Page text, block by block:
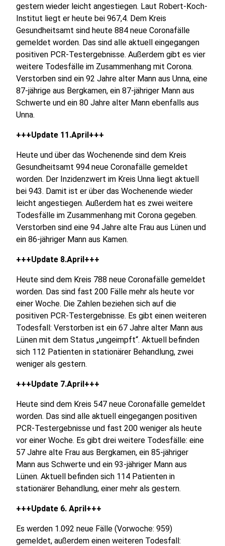
gestern wieder leicht angestiegen. Laut Robert-Koch-
Institut liegt er heute bei 967,4. Dem Kreis
Gesundheitsamt sind heute 884 neue Coronafälle
gemeldet worden. Das sind alle aktuell eingegangen
positiven PCR-Testergebnisse. Außerdem gibt es vier
weitere Todesfälle im Zusammenhang mit Corona.
Verstorben sind ein 92 Jahre alter Mann aus Unna, eine
87-jährige aus Bergkamen, ein 87-jähriger Mann aus
Schwerte und ein 80 Jahre alter Mann ebenfalls aus
Unna.
+++Update 11.April+++
Heute und über das Wochenende sind dem Kreis
Gesundheitsamt 994 neue Coronafälle gemeldet
worden. Der Inzidenzwert im Kreis Unna liegt aktuell
bei 943. Damit ist er über das Wochenende wieder
leicht angestiegen. Außerdem hat es zwei weitere
Todesfälle im Zusammenhang mit Corona gegeben.
Verstorben sind eine 94 Jahre alte Frau aus Lünen und
ein 86-jähriger Mann aus Kamen.
+++Update 8.April+++
Heute sind dem Kreis 788 neue Coronafälle gemeldet
worden. Das sind fast 200 Fälle mehr als heute vor
einer Woche. Die Zahlen beziehen sich auf die
positiven PCR-Testergebnisse. Es gibt einen weiteren
Todesfall: Verstorben ist ein 67 Jahre alter Mann aus
Lünen mit dem Status „ungeimpft“. Aktuell befinden
sich 112 Patienten in stationärer Behandlung, zwei
weniger als gestern.
+++Update 7.April+++
Heute sind dem Kreis 547 neue Coronafälle gemeldet
worden. Das sind alle aktuell eingegangen positiven
PCR-Testergebnisse und fast 200 weniger als heute
vor einer Woche. Es gibt drei weitere Todesfälle: eine
57 Jahre alte Frau aus Bergkamen, ein 85-jähriger
Mann aus Schwerte und ein 93-jähriger Mann aus
Lünen. Aktuell befinden sich 114 Patienten in
stationärer Behandlung, einer mehr als gestern.
+++Update 6. April+++
Es werden 1.092 neue Fälle (Vorwoche: 959)
gemeldet, außerdem einen weiteren Todesfall: